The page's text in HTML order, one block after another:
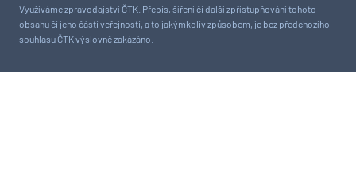
Využíváme zpravodajství ČTK. Přepis, šíření či další zpřístupňování tohoto
obsahu či jeho části veřejnosti, a to jakýmkoliv způsobem, je bez předchozího
souhlasu ČTK výslovně zakázáno.